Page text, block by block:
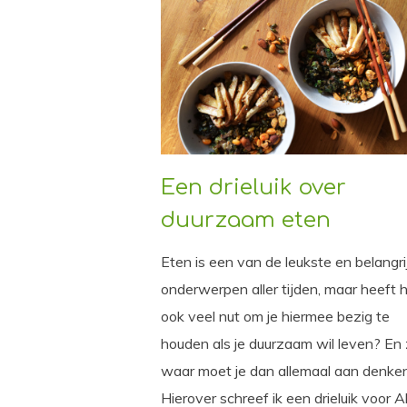
Een drieluik over
duurzaam eten
Eten is een van de leukste en
onderwerpen aller tijden, maar heeft
ook veel nut om je hiermee bezig te
houden als je duurzaam wil leven? En
waar moet je dan allemaal aan
Hierover schreef ik een drieluik voor